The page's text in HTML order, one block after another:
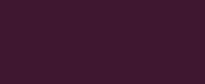
données d'un projet